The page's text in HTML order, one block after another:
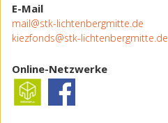
E-Mail
mail@stk-lichtenbergmitte.de
kiezfonds@stk-lichtenbergmitte.de
Online-Netzwerke